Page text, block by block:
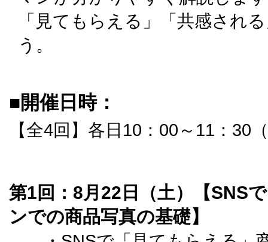
「見てもらえる」「共感され
う。
■開催日時：
【全4回】各日10：00～11：30
第1回：8月22日（土）【SNS
ンでの商品写真の基礎】